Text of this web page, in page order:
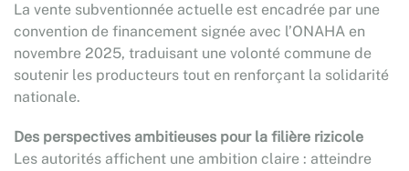
La vente subventionnée actuelle est encadrée par une
convention de financement signée avec l’ONAHA en
novembre 2025, traduisant une volonté commune de
soutenir les producteurs tout en renforçant la solidarité
nationale.
Des perspectives ambitieuses pour la filière rizicole
Les autorités affichent une ambition claire : atteindre